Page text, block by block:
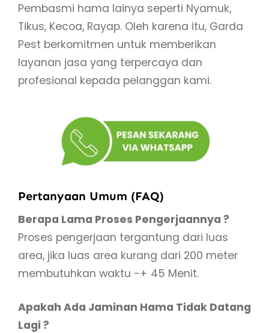
Pembasmi hama lainya seperti Nyamuk,
Tikus, Kecoa, Rayap. Oleh karena itu, Garda
Pest berkomitmen untuk memberikan
layanan jasa yang terpercaya dan
profesional kepada pelanggan kami.
Pertanyaan Umum (FAQ)
Berapa Lama Proses Pengerjaannya ?
Proses pengerjaan tergantung dari luas
area, jika luas area kurang dari 200 meter
membutuhkan waktu -+ 45 Menit.
Apakah Ada Jaminan Hama Tidak Datang
Lagi ?